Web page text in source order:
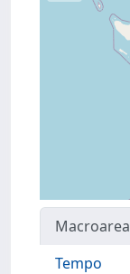
Macroarea
Tempo